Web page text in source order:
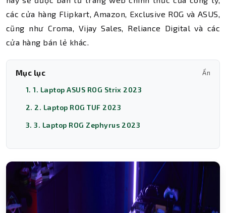
các cửa hàng Flipkart, Amazon, Exclusive ROG và ASUS,
cũng như Croma, Vijay Sales, Reliance Digital và các
cửa hàng bán lẻ khác.
Mục lục Ẩn
1. 1. Laptop ASUS ROG Strix 2023
2. 2. Laptop ROG TUF 2023
3. 3. Laptop ROG Zephyrus 2023